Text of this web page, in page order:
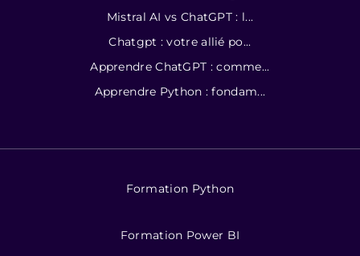
Mistral AI vs ChatGPT : l...
Chatgpt : votre allié po...
Apprendre ChatGPT : comme...
Apprendre Python : fondam...
Formation Python
Formation Power BI